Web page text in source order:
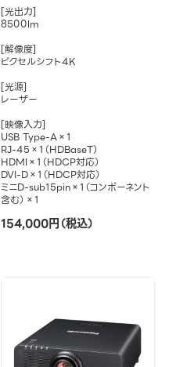
[光出力]
8500lm
[解像度]
ピクセルシフト4K
[光源]
レーザー
[映像入力]
USB Type-A×1
RJ-45×1（HDBaseT）
HDMI×1（HDCP対応）
DVI-D×1（HDCP対応）
ミニD-sub15pin×1（コンポーネント
含む）×1
154,000円（税込）